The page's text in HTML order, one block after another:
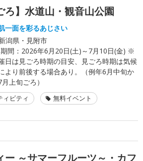
ろ】水道山・観音山公園
一面を彩るあじさい
潟県・見附市
期間： 2026年6月20日(土)～7月10日(金) ※
日は見ごろ時期の目安、見ごろ時期は気候
より前後する場合あり。（例年6月中旬か
月上旬ごろ）
ィビティ 無料イベント
ー ～サマーフルーツ～・カフ